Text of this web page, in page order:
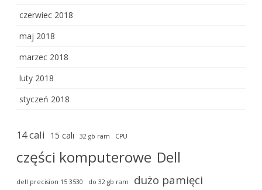
czerwiec 2018
maj 2018
marzec 2018
luty 2018
styczeń 2018
14 cali 15 cali 32 gb ram CPU
części komputerowe Dell
dell precision 15 3530 do 32 gb ram dużo pamięci